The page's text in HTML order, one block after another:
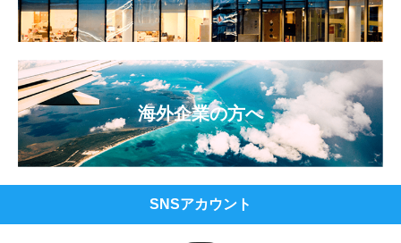
海外企業の方へ
SNSアカウント